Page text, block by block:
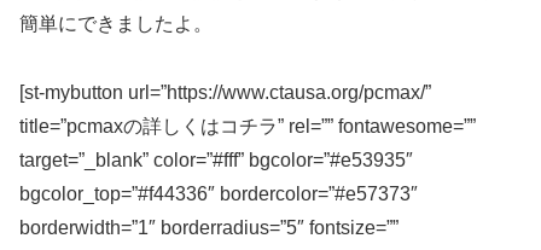
簡単にできましたよ。
[st-mybutton url=”https://www.ctausa.org/pcmax/”
title=”pcmaxの詳しくはコチラ” rel=”” fontawesome=””
target=”_blank” color=”#fff” bgcolor=”#e53935″
bgcolor_top=”#f44336″ bordercolor=”#e57373″
borderwidth=”1″ borderradius=”5″ fontsize=””